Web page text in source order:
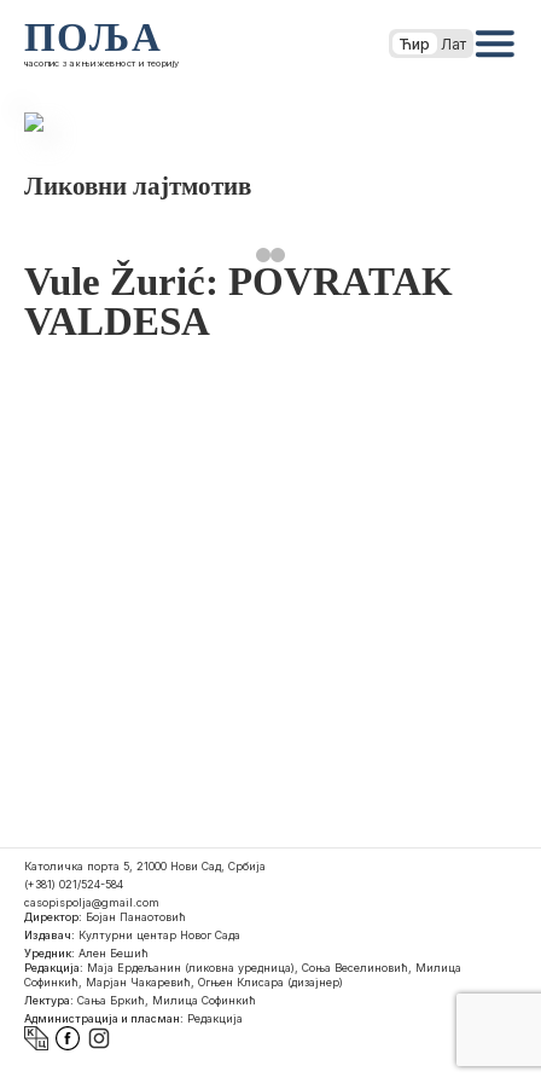
ПОЉА
часопис за књижевност и теорију
Ћир Лат
Ликовни лајтмотив
Vule Žurić: POVRATAK
VALDESA
Католичка порта 5, 21000 Нови Сад, Србија
(+381) 021/524-584
casopispolja@gmail.com
Директор: Бојан Панаотовић
Издавач: Културни центар Новог Сада
Уредник: Ален Бешић
Редакција: Маја Ердељанин (ликовна уредница), Соња Веселиновић, Милица
Софинкић, Марјан Чакаревић, Огњен Клисара (дизајнер)
Лектура: Сања Бркић, Милица Софинкић
Администрација и пласман: Редакција